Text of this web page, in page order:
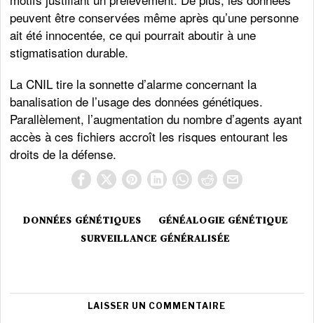
peuvent être conservées même après qu’une personne
ait été innocentée, ce qui pourrait aboutir à une
stigmatisation durable.
La CNIL tire la sonnette d’alarme concernant la
banalisation de l’usage des données génétiques.
Parallèlement, l’augmentation du nombre d’agents ayant
accès à ces fichiers accroît les risques entourant les
droits de la défense.
DONNÉES GÉNÉTIQUES
GÉNÉALOGIE GÉNÉTIQUE
SURVEILLANCE GÉNÉRALISÉE
LAISSER UN COMMENTAIRE